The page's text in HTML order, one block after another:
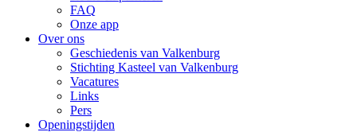
FAQ
Onze app
Over ons
Geschiedenis van Valkenburg
Stichting Kasteel van Valkenburg
Vacatures
Links
Pers
Openingstijden